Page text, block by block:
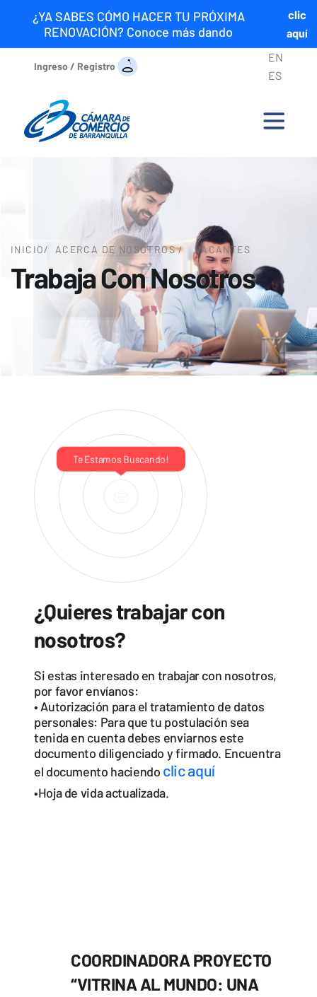
¿YA SABES CÓMO HACER TU PRÓXIMA
RENOVACIÓN? Conoce más dando
clic
aquí
Ingreso / Registro
EN
ES
INICIO/ ACERCA DE NOSOTROS / VACANTES
Trabaja Con Nosotros
Te Estamos Buscando!
¿Quieres trabajar con
nosotros?
Si estas interesado en trabajar con nosotros,
por favor envíanos:
• Autorización para el tratamiento de datos
personales: Para que tu postulación sea
tenida en cuenta debes enviarnos este
documento diligenciado y firmado. Encuentra
el documento haciendo clic aquí
•Hoja de vida actualizada.
COORDINADORA PROYECTO
“VITRINA AL MUNDO: UNA